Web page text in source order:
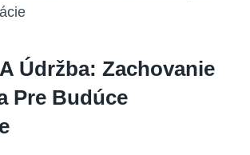
Údržba: Zachovanie
Pre Budúce